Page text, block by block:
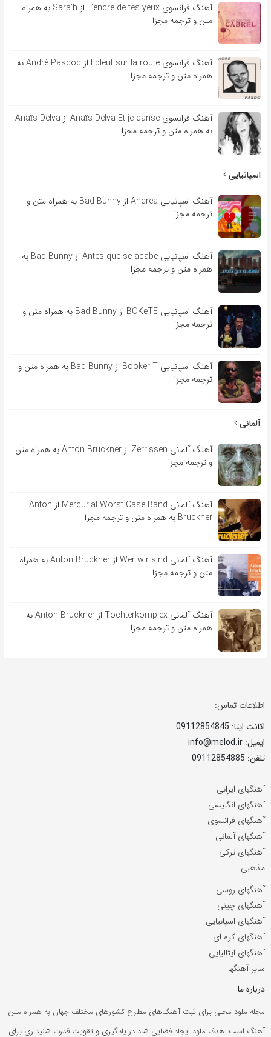
آهنگ فرانسوی L’encre de tes yeux از Sara’h به همراه
متن و ترجمه مجزا
آهنگ فرانسوی l pleut sur la route از André Pasdoc به
همراه متن و ترجمه مجزا
آهنگ فرانسوی Anaïs Delva Et je danse از Anaïs Delva
به همراه متن و ترجمه مجزا
اسپانیایی
آهنگ اسپانیایی Andrea از Bad Bunny به همراه متن و
ترجمه مجزا
آهنگ اسپانیایی Antes que se acabe از Bad Bunny به
همراه متن و ترجمه مجزا
آهنگ اسپانیایی BOKeTE از Bad Bunny به همراه متن و
ترجمه مجزا
آهنگ اسپانیایی Booker T از Bad Bunny به همراه متن و
ترجمه مجزا
آلمانی
آهنگ آلمانی Zerrissen از Anton Bruckner به همراه متن
و ترجمه مجزا
آهنگ آلمانی Mercurial Worst Case Band از Anton
Bruckner به همراه متن و ترجمه مجزا
آهنگ آلمانی Wer wir sind از Anton Bruckner به همراه
متن و ترجمه مجزا
آهنگ آلمانی Tochterkomplex از Anton Bruckner به
همراه متن و ترجمه مجزا
اطلاعات تماس:
اکانت ایتا: 09112854845
ایمیل: info@melod.ir
تلفن: 09112854885
آهنگهای ایرانی
آهنگهای انگلیسی
آهنگهای فرانسوی
آهنگهای آلمانی
آهنگهای ترکی
مذهبی
آهنگهای روسی
آهنگهای چینی
آهنگهای اسپانیایی
آهنگهای کره ای
آهنگهای ایتالیایی
سایر آهنگها
درباره ما
مجله ملود محلی برای ثبت آهنگ‌های مطرح کشورهای مختلف جهان به همراه متن
آهنگ است. هدف ملود ایجاد فضایی شاد در یادگیری و تقویت قدرت شنیداری برای